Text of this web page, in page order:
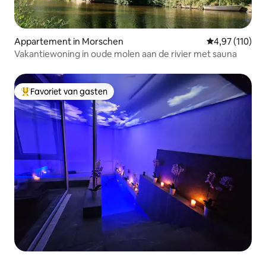
Appartement in Morschen Gemiddelde
4,97 (110)
Vakantiewoning in oude molen aan de rivier met sauna
Topfavoriet van gasten
Favoriet van gasten